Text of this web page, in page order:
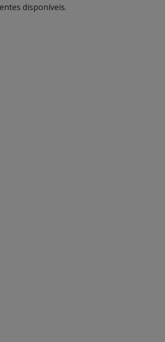
disponíveis.